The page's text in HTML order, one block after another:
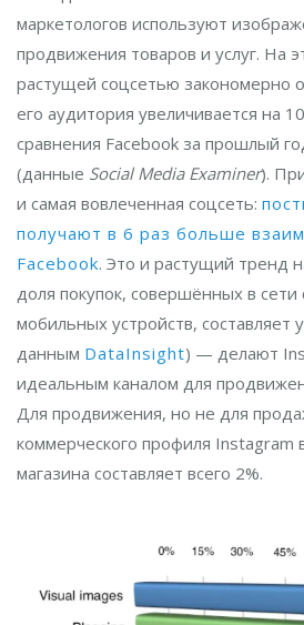
маркетологов используют
продвижения товаров и услуг. На
растущей соцсетью закономерно
его аудитория увеличивается на
сравнения Facebook за прошлый
(данные Social Media Examiner).
и самая вовлеченная соцсеть:
получают в 6 раз больше
Facebook. Это и растущий тренд
доля покупок, совершённых в сети
мобильных устройств, составляет
данным DataInsight) — делают
идеальным каналом для
Для продвижения, но не для
коммерческого профиля Instagram
магазина составляет всего 2%.